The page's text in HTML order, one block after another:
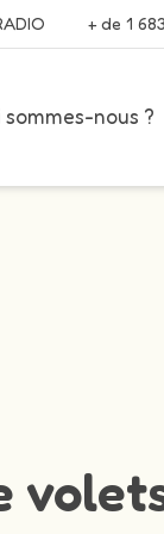
+ de 1
sommes-nous ?